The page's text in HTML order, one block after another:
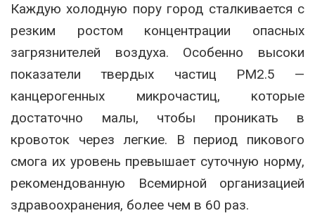
Каждую холодную пору город сталкивается с
резким ростом концентрации опасных
загрязнителей воздуха. Особенно высоки
показатели твердых частиц PM2.5 —
канцерогенных микрочастиц, которые
достаточно малы, чтобы проникать в
кровоток через легкие. В период пикового
смога их уровень превышает суточную норму,
рекомендованную Всемирной организацией
здравоохранения, более чем в 60 раз.